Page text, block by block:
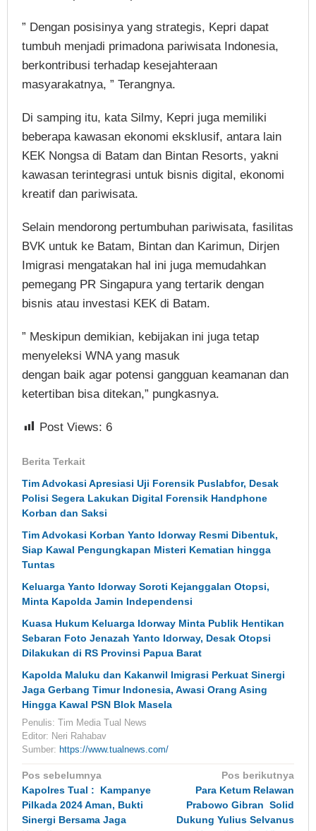
” Dengan posisinya yang strategis, Kepri dapat
tumbuh menjadi primadona pariwisata Indonesia,
berkontribusi terhadap kesejahteraan
masyarakatnya, ” Terangnya.
Di samping itu, kata Silmy, Kepri juga memiliki
beberapa kawasan ekonomi eksklusif, antara lain
KEK Nongsa di Batam dan Bintan Resorts, yakni
kawasan terintegrasi untuk bisnis digital, ekonomi
kreatif dan pariwisata.
Selain mendorong pertumbuhan pariwisata, fasilitas
BVK untuk ke Batam, Bintan dan Karimun, Dirjen
Imigrasi mengatakan hal ini juga memudahkan
pemegang PR Singapura yang tertarik dengan
bisnis atau investasi KEK di Batam.
” Meskipun demikian, kebijakan ini juga tetap
menyeleksi WNA yang masuk
dengan baik agar potensi gangguan keamanan dan
ketertiban bisa ditekan,” pungkasnya.
Post Views: 6
Berita Terkait
Tim Advokasi Apresiasi Uji Forensik Puslabfor, Desak
Polisi Segera Lakukan Digital Forensik Handphone
Korban dan Saksi
Tim Advokasi Korban Yanto Idorway Resmi Dibentuk,
Siap Kawal Pengungkapan Misteri Kematian hingga
Tuntas
Keluarga Yanto Idorway Soroti Kejanggalan Otopsi,
Minta Kapolda Jamin Independensi
Kuasa Hukum Keluarga Idorway Minta Publik Hentikan
Sebaran Foto Jenazah Yanto Idorway, Desak Otopsi
Dilakukan di RS Provinsi Papua Barat
Kapolda Maluku dan Kakanwil Imigrasi Perkuat Sinergi
Jaga Gerbang Timur Indonesia, Awasi Orang Asing
Hingga Kawal PSN Blok Masela
Penulis: Tim Media Tual News
Editor: Neri Rahabav
Sumber: https://www.tualnews.com/
Navigasi
pos
Pos sebelumnya
Kapolres Tual : Kampanye
Pilkada 2024 Aman, Bukti
Sinergi Bersama Jaga
Pos berikutnya
Para Ketum Relawan
Prabowo Gibran Solid
Dukung Yulius Selvanus